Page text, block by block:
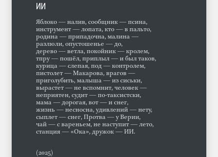
ИИ
Яблоко — налив, сообщник — псина,
инструмент — лопата, кто — в пальто,
родина — припадочна, малина —
разлюли, опустошенье — до,
дерево — ветла, покойник — кролем,
тпру — пошёл, приплыл — и был таков,
курица — слепая, под — контролем,
пистолет — Макарова, врагов —
приголубить, малыша — из сиськи,
вырастет — не вспомнит, человек —
неприятен, судит — по-таксистски,
мама — дорогая, вот — и снег,
жизнь — несносна, удивлений — нету,
сыплет — снег, Протва — у Верии,
чай — с вареньем, не наступит — лето,
станция — «Ока», дружок — ИИ.
(2025)